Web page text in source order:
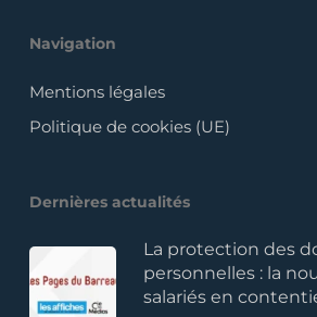
Navigation
Mentions légales
Politique de cookies (UE)
Dernières actualités
La protection des
personnelles : la
salariés en